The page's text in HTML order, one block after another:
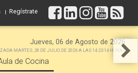
Regístrate
Jueves, 06 de Agosto de 2026
MARTES, 28 DE JULIO DE 2026 A LAS 14:23:14 HORAS
de Cocina